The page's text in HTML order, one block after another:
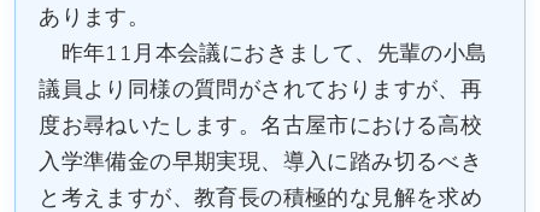
あります。
昨年11月本会議におきまして、先輩の小島
議員より同様の質問がされておりますが、再
度お尋ねいたします。名古屋市における高校
入学準備金の早期実現、導入に踏み切るべき
と考えますが、教育長の積極的な見解を求め